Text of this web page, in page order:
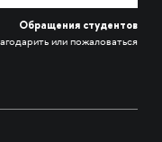
Обращения студентов
или пожаловаться